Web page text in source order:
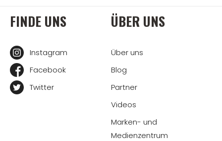
FINDE UNS
Instagram
Facebook
Twitter
ÜBER UNS
Über uns
Blog
Partner
Videos
Marken- und
Medienzentrum